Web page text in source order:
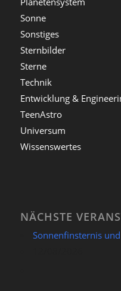
Sonne
Sonstiges
Sternbilder
Sterne
Technik
Entwicklung &
TeenAstro
Universum
Wissenswertes
NÄCHSTE
Sonnenfinsternis